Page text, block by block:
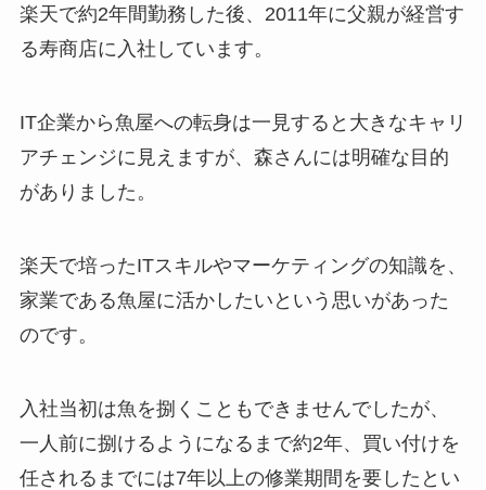
楽天で約2年間勤務した後、2011年に父親が経営す
る寿商店に入社しています。
IT企業から魚屋への転身は一見すると大きなキャリ
アチェンジに見えますが、森さんには明確な目的
がありました。
楽天で培ったITスキルやマーケティングの知識を、
家業である魚屋に活かしたいという思いがあった
のです。
入社当初は魚を捌くこともできませんでしたが、
一人前に捌けるようになるまで約2年、買い付けを
任されるまでには7年以上の修業期間を要したとい